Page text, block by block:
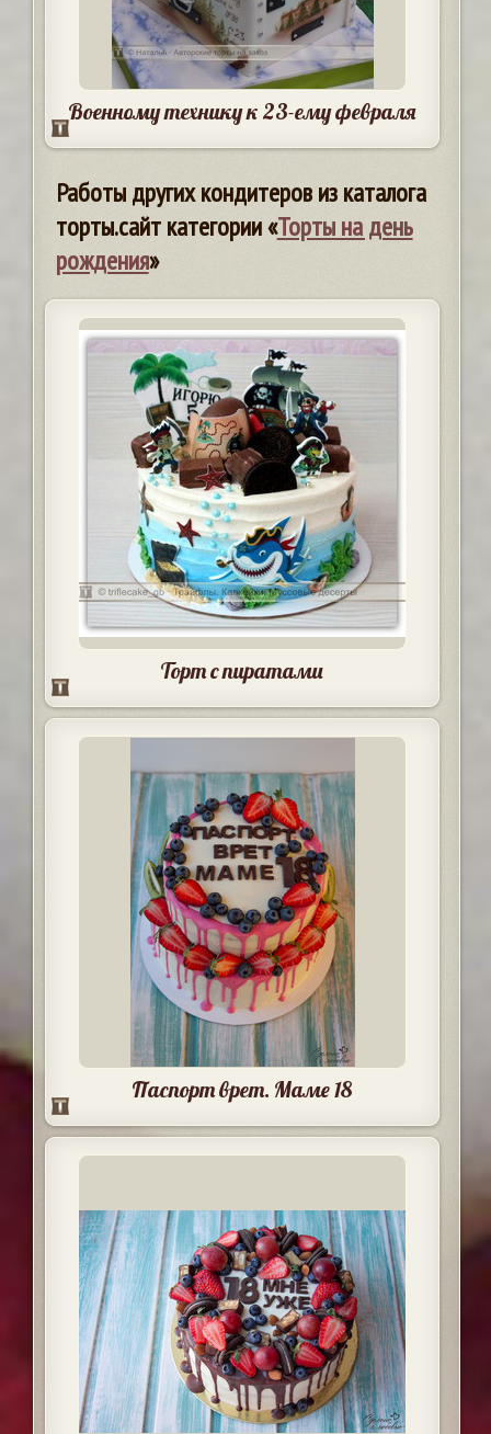
Военному технику к 23-ему февраля
Работы других кондитеров из каталога
торты.сайт категории «Торты на день
рождения»
Торт с пиратами
Паспорт врет. Маме 18